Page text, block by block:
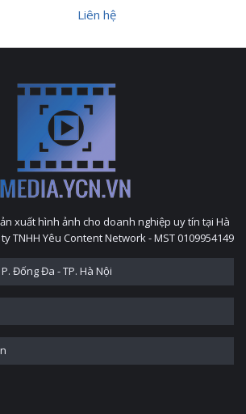
Liên hệ
xuất hình ảnh cho doanh nghiệp uy tín tại Hà
TNHH Yêu Content Network - MST 0109954149
Đống Đa - TP. Hà Nội